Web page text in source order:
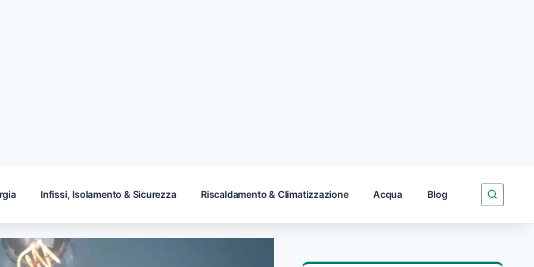
Infissi, Isolamento & Sicurezza Riscaldamento & Climatizzazione Acqua Blog